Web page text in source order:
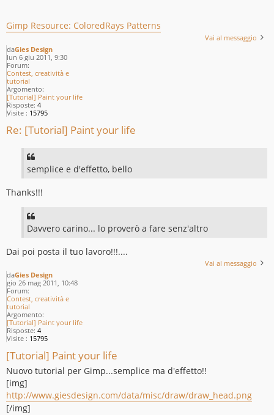
Gimp Resource: ColoredRays Patterns
Vai al messaggio
daGies Design
lun 6 giu 2011, 9:30
Forum:
Contest, creatività e
tutorial
Argomento:
[Tutorial] Paint your life
Risposte: 4
Visite : 15795
Re: [Tutorial] Paint your life
semplice e d'effetto, bello
Thanks!!!
Davvero carino... lo proverò a fare senz'altro
Dai poi posta il tuo lavoro!!!....
Vai al messaggio
daGies Design
gio 26 mag 2011, 10:48
Forum:
Contest, creatività e
tutorial
Argomento:
[Tutorial] Paint your life
Risposte: 4
Visite : 15795
[Tutorial] Paint your life
Nuovo tutorial per Gimp...semplice ma d'effetto!!
[img]
http://www.giesdesign.com/data/misc/draw/draw_head.png
[/img]